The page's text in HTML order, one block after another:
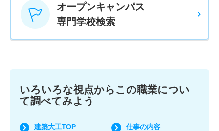
オープンキャンパス
専門学校検索
いろいろな視点からこの職業につい
て調べてみよう
建築大工TOP 仕事の内容